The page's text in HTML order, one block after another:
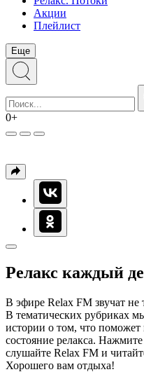
Акции
Плейлист
Еще
0+
Релакс каждый
В эфире Relax FM звучат
В тематических рубриках
истории о том, что поможет
состояние релакса.
слушайте Relax FM и
Хорошего вам отдыха!